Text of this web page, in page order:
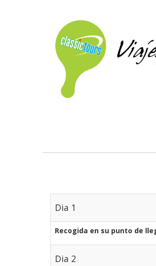
Dia 1
Recogida en su punto de
Dia 2